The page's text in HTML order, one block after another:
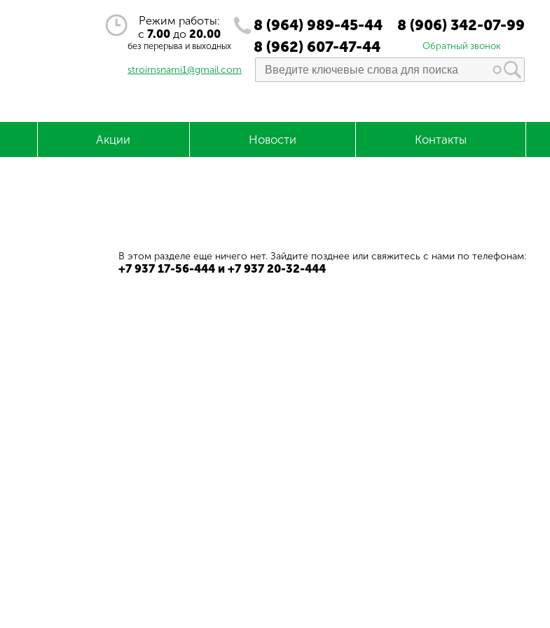
Режим работы:
с7.00 до20.00
без перерыва и выходных
8 (964) 989-45-44
8 (962) 607-47-44
8 (906) 342-07-99
Обратный звонок
stroimsnami1@gmail.com
Акции Новости Контакты
В этом разделе еще ничего нет. Зайдите позднее или свяжитесь с нами по телефонам:
+7 937 17-56-444 и +7 937 20-32-444